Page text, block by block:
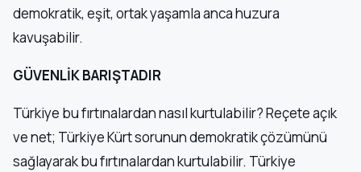
demokratik, eşit, ortak yaşamla anca huzura
kavuşabilir.
GÜVENLİK BARIŞTADIR
Türkiye bu fırtınalardan nasıl kurtulabilir? Reçete açık
ve net; Türkiye Kürt sorunun demokratik çözümünü
sağlayarak bu fırtınalardan kurtulabilir. Türkiye